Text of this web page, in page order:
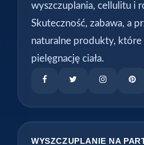
wyszczuplania, cellulitu i
Skuteczność, zabawa, a
naturalne produkty,
pielęgnację ciała.
WYSZCZUPLANIE NA